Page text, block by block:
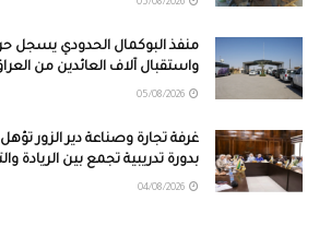
منفذ البوكمال الحدودي يسجل
واستقبال آلاف العائدين من
غرفة تجارة وصناعة دير الزور
بدورة تدريبية تجمع بين الريادة